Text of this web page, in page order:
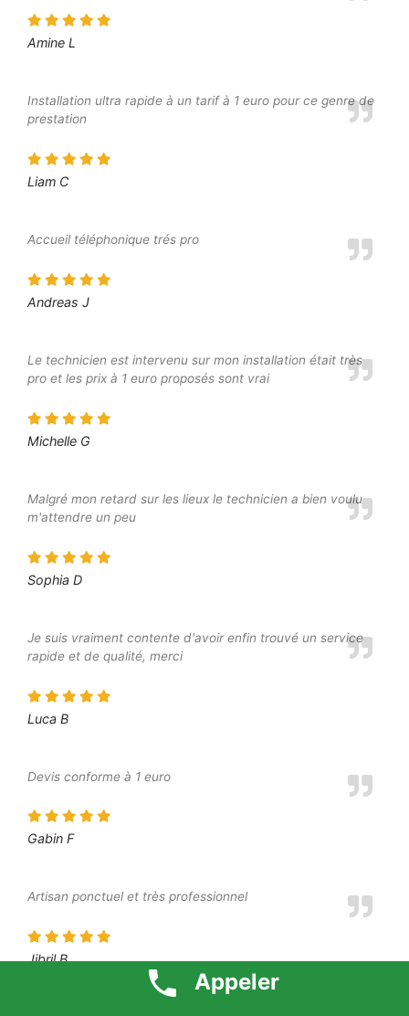
Amine L
Installation ultra rapide à un tarif à 1 euro pour ce genre de
prestation
Liam C
Accueil téléphonique trés pro
Andreas J
Le technicien est intervenu sur mon installation était très
pro et les prix à 1 euro proposés sont vrai
Michelle G
Malgré mon retard sur les lieux le technicien a bien voulu
m'attendre un peu
Sophia D
Je suis vraiment contente d'avoir enfin trouvé un service
rapide et de qualité, merci
Luca B
Devis conforme à 1 euro
Gabin F
Artisan ponctuel et très professionnel
Jibril B
Appeler